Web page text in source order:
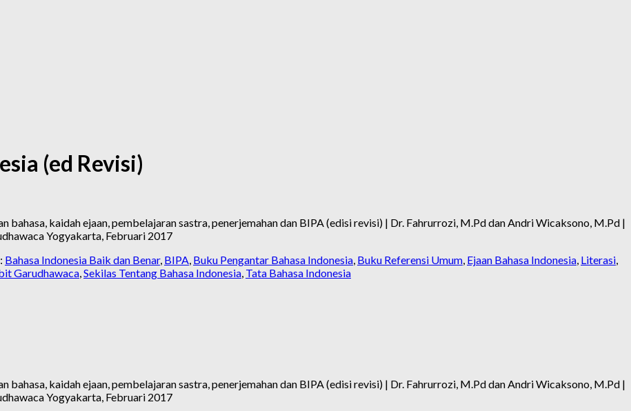
(ed Revisi)
bahasa, kaidah ejaan, pembelajaran sastra, penerjemahan dan BIPA (edisi revisi) | Dr. Fahrurrozi, M.Pd dan Andri Wicaksono, M.Pd |
Yogyakarta, Februari 2017
Bahasa Indonesia Baik dan Benar, BIPA, Buku Pengantar Bahasa Indonesia, Buku Referensi Umum, Ejaan Bahasa Indonesia, Literasi,
Garudhawaca,Sekilas Tentang Bahasa Indonesia, Tata Bahasa Indonesia
bahasa, kaidah ejaan, pembelajaran sastra, penerjemahan dan BIPA (edisi revisi) | Dr. Fahrurrozi, M.Pd dan Andri Wicaksono, M.Pd |
Yogyakarta, Februari 2017